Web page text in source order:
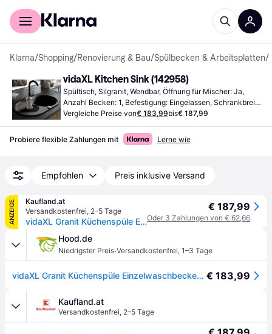
Für Shopper
Klarna/Shopping/Renovierung & Bau/Spülbecken & Arbeitsplatten/
vidaXL Kitchen Sink (142958)
Spültisch, Silgranit, Wendbar, Öffnung für Mischer: Ja,
Anzahl Becken: 1, Befestigung: Eingelassen, Schrankbreite
(min): 500 mm
Vergleiche Preise von€ 183,99bis€ 187,99
Probiere flexible Zahlungen mit Lerne wie
Empfohlen Preis inklusive Versand
ANZEIGE
Kaufland.at
Versandkostenfrei, 2–5 Tage
vidaXL Granit Küchenspüle Einzelwaschbecken Oval Schwarz
€ 187,99
Oder 3 Zahlungen von € 62,66
Hood.de
Niedrigster Preis·Versandkostenfrei, 1–3 Tage
vidaXL Granit Küchenspüle Einzelwaschbecken Oval Schwarz € 183,99
Kaufland.at
Versandkostenfrei, 2–5 Tage